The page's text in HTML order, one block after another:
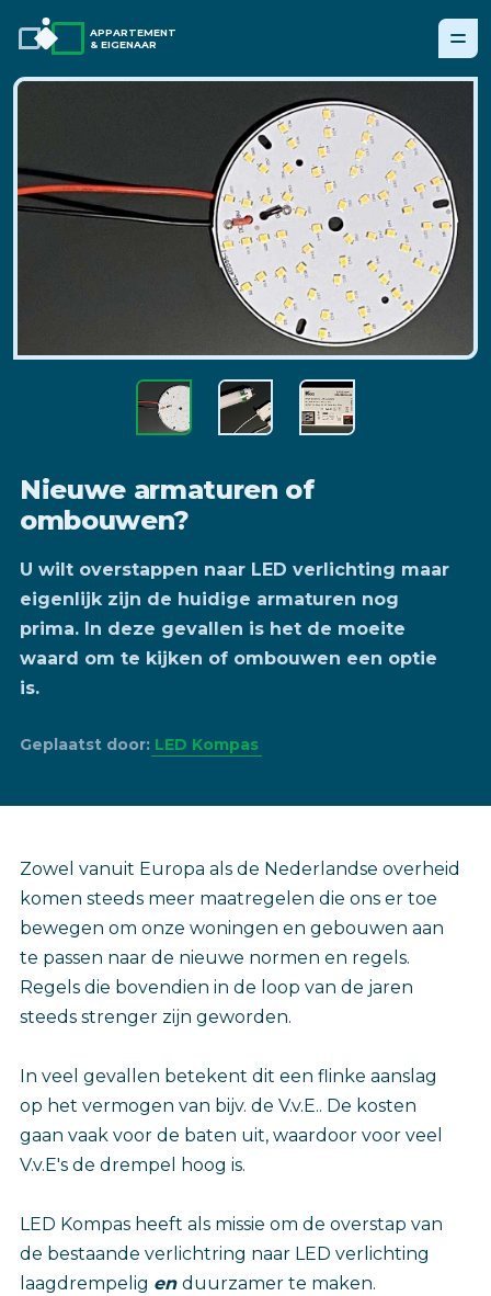
APPARTEMENT
& EIGENAAR
Nieuwe armaturen of
ombouwen?
U wilt overstappen naar LED verlichting maar
eigenlijk zijn de huidige armaturen nog
prima. In deze gevallen is het de moeite
waard om te kijken of ombouwen een optie
is.
Geplaatst door: LED Kompas
Zowel vanuit Europa als de Nederlandse overheid
komen steeds meer maatregelen die ons er toe
bewegen om onze woningen en gebouwen aan
te passen naar de nieuwe normen en regels.
Regels die bovendien in de loop van de jaren
steeds strenger zijn geworden.
In veel gevallen betekent dit een flinke aanslag
op het vermogen van bijv. de V.v.E.. De kosten
gaan vaak voor de baten uit, waardoor voor veel
V.v.E's de drempel hoog is.
LED Kompas heeft als missie om de overstap van
de bestaande verlichtring naar LED verlichting
laagdrempelig en duurzamer te maken.